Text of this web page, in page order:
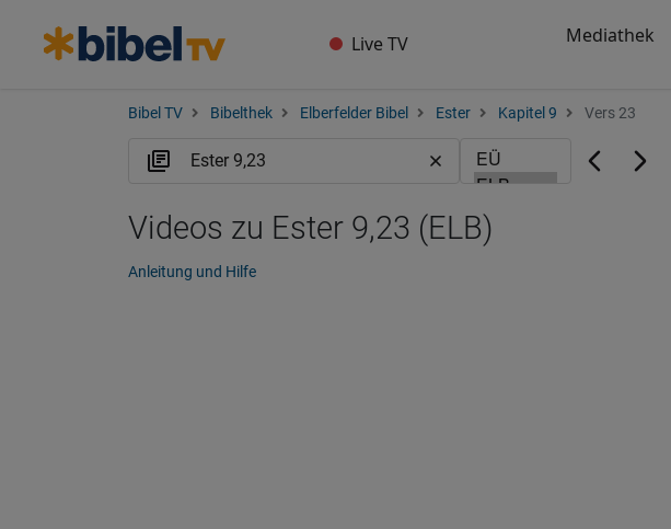
Live TV Mediathek
Bibel TV Bibelthek Elberfelder Bibel Ester Kapitel 9 Vers 23
Videos zu Ester 9,23 (ELB)
Anleitung und Hilfe